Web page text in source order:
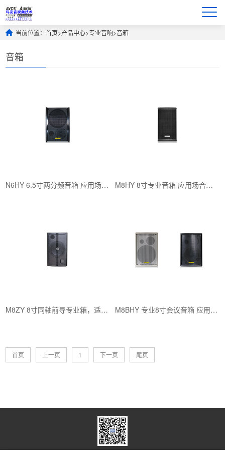
当前位置：首页>产品中心>专业音响>音箱
音箱
N6HY 6.5寸两分频音箱 应用场合：教学扩声、会议扩声、报告厅 M8HY 8寸专业音箱 应用场合：教学扩声、会议扩声、报告厅
M8ZY 8寸同轴前导专业箱，适用于会议室扩声、包房娱乐、沐足K歌...... M8BHY 专业8寸会议音箱 应用场合：教学扩声、会议扩声、报告厅
首页 上一页 1 下一页 尾页